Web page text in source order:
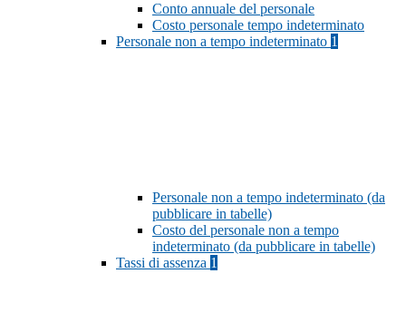
Conto annuale del personale
Costo personale tempo indeterminato
Personale non a tempo indeterminato 1
Personale non a tempo indeterminato (da
pubblicare in tabelle)
Costo del personale non a tempo
indeterminato (da pubblicare in tabelle)
Tassi di assenza 1